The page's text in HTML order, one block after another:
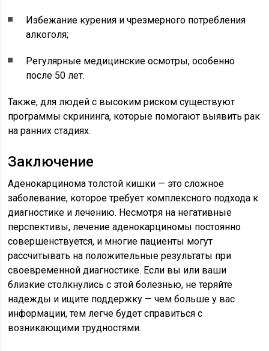
Избежание курения и чрезмерного потребления
алкоголя;
Регулярные медицинские осмотры, особенно
после 50 лет.
Также, для людей с высоким риском существуют
программы скрининга, которые помогают выявить рак
на ранних стадиях.
Заключение
Аденокарцинома толстой кишки — это сложное
заболевание, которое требует комплексного подхода к
диагностике и лечению. Несмотря на негативные
перспективы, лечение аденокарциномы постоянно
совершенствуется, и многие пациенты могут
рассчитывать на положительные результаты при
своевременной диагностике. Если вы или ваши
близкие столкнулись с этой болезнью, не теряйте
надежды и ищите поддержку — чем больше у вас
информации, тем легче будет справиться с
возникающими трудностями.